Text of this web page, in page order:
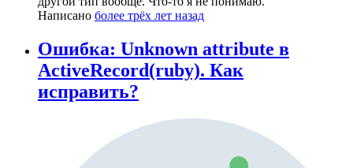
Написано более трёх лет назад
Ошибка: Unknown attribute в
ActiveRecord(ruby). Как
исправить?